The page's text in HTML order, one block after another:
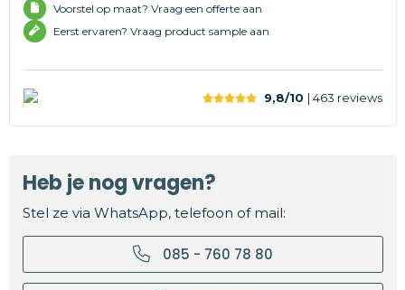
Voorstel op maat? Vraag een offerte aan
Eerst ervaren? Vraag product sample aan
9,8/10 | 463 reviews
Heb je nog vragen?
Stel ze via WhatsApp, telefoon of mail:
085 - 760 78 80